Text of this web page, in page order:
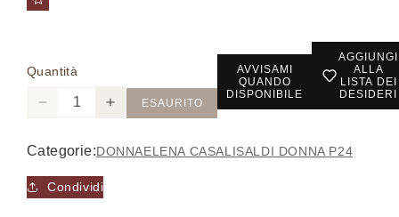
Quantità
Diminuisci
per
TAILLEUR
Aumenta
per
ESAURITO
AVVISAMI
QUANDO
DISPONIBILE
AGGIUNGI
ALLA
LISTA DEI
DESIDERI
Categorie:DONNAELENA CASALISALDI DONNA P24
Condividi